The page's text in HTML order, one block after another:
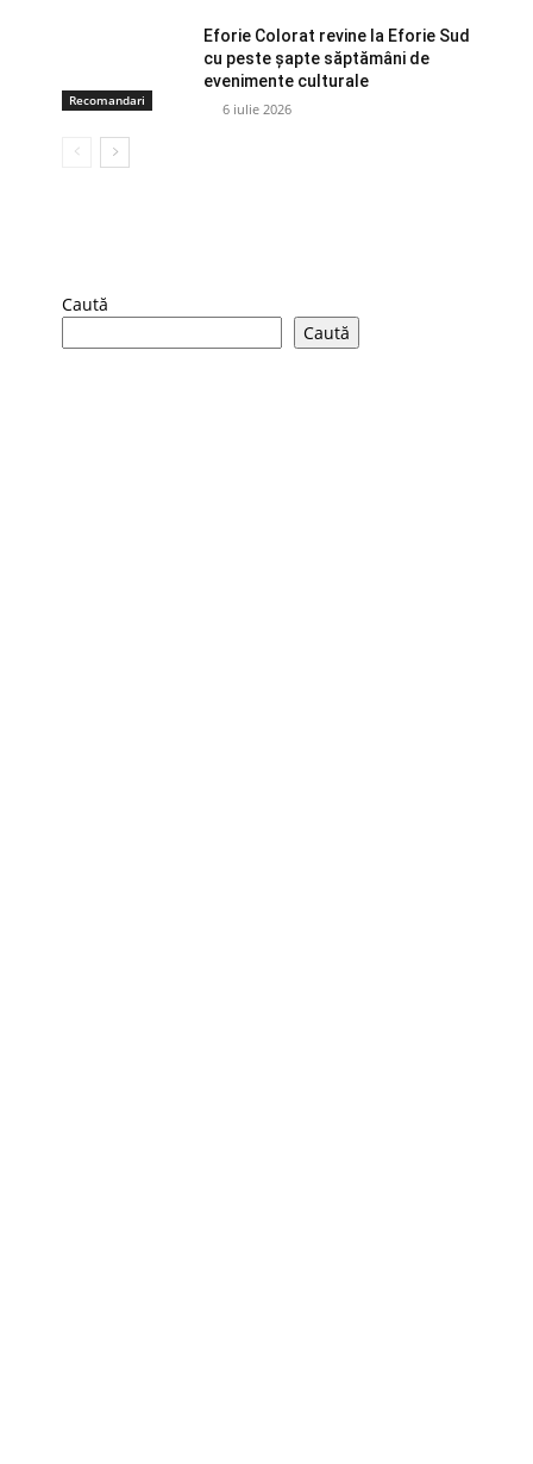
Recomandari
Eforie Colorat revine la Eforie Sud
cu peste șapte săptămâni de
evenimente culturale
6 iulie 2026
Caută
Caută